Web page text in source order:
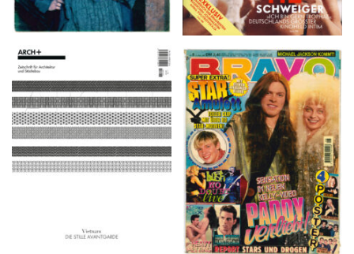
ARCH+ Nr. 226, Herbst
2016
BRAVO – Nr. 8, 13. Febr.
1997